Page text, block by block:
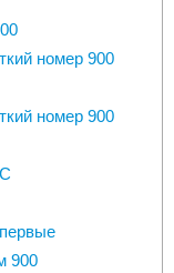
номер 900
номер 900
900